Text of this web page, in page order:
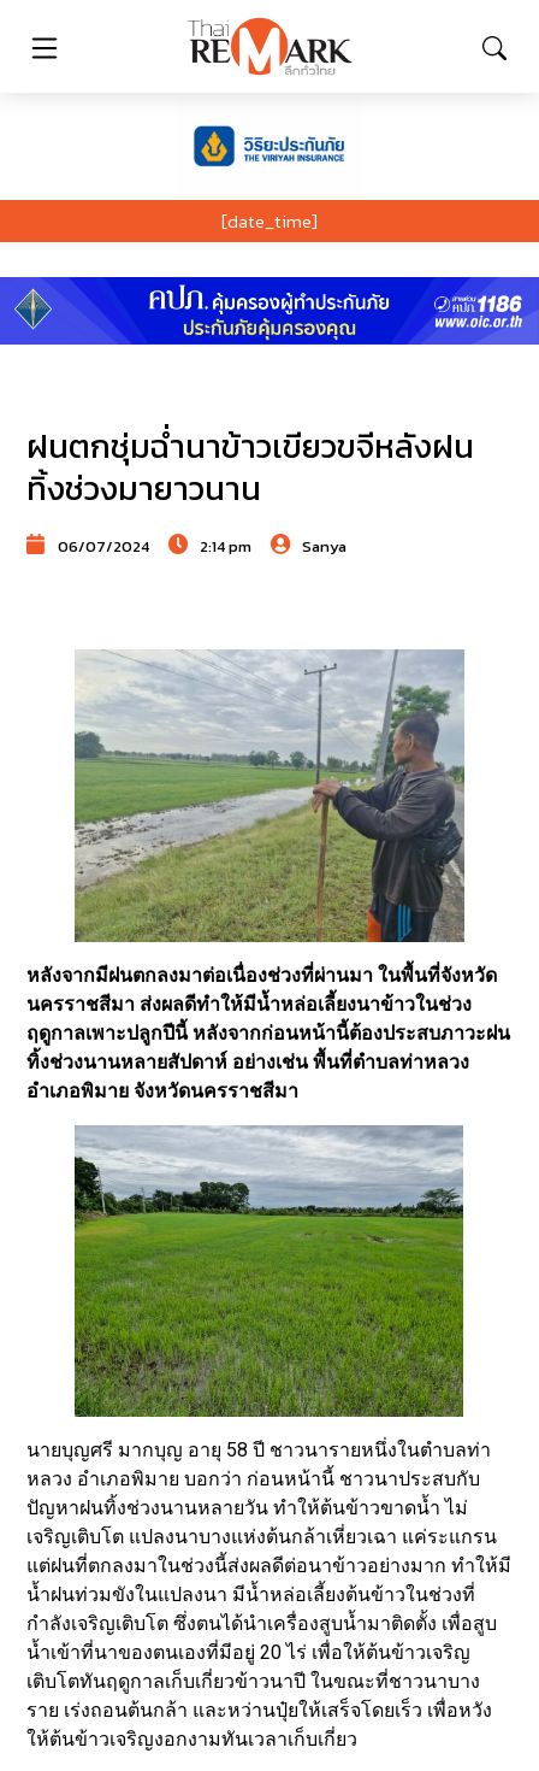
[date_time]
ฝนตกชุ่มฉ่ำนาข้าวเขียวขจีหลังฝน
ทิ้งช่วงมายาวนาน
06/07/2024 2:14 pm Sanya
หลังจากมีฝนตกลงมาต่อเนื่องช่วงที่ผ่านมา ในพื้นที่จังหวัด
นครราชสีมา ส่งผลดีทำให้มีน้ำหล่อเลี้ยงนาข้าวในช่วง
ฤดูกาลเพาะปลูกปีนี้ หลังจากก่อนหน้านี้ต้องประสบภาวะฝน
ทิ้งช่วงนานหลายสัปดาห์ อย่างเช่น พื้นที่ตำบลท่าหลวง
อำเภอพิมาย จังหวัดนครราชสีมา
นายบุญศรี มากบุญ อายุ 58 ปี ชาวนารายหนึ่งในตำบลท่า
หลวง อำเภอพิมาย บอกว่า ก่อนหน้านี้ ชาวนาประสบกับ
ปัญหาฝนทิ้งช่วงนานหลายวัน ทำให้ต้นข้าวขาดน้ำ ไม่
เจริญเติบโต แปลงนาบางแห่งต้นกล้าเหี่ยวเฉา แค่ระแกรน
แต่ฝนที่ตกลงมาในช่วงนี้ส่งผลดีต่อนาข้าวอย่างมาก ทำให้มี
น้ำฝนท่วมขังในแปลงนา มีน้ำหล่อเลี้ยงต้นข้าวในช่วงที่
กำลังเจริญเติบโต ซึ่งตนได้นำเครื่องสูบน้ำมาติดตั้ง เพื่อสูบ
น้ำเข้าที่นาของตนเองที่มีอยู่ 20 ไร่ เพื่อให้ต้นข้าวเจริญ
เติบโตทันฤดูกาลเก็บเกี่ยวข้าวนาปี ในขณะที่ชาวนาบาง
ราย เร่งถอนต้นกล้า และหว่านปุ๋ยให้เสร็จโดยเร็ว เพื่อหวัง
ให้ต้นข้าวเจริญงอกงามทันเวลาเก็บเกี่ยว